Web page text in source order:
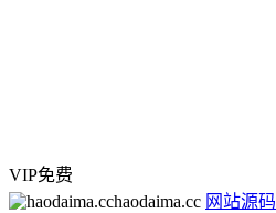
VIP免费
haodaima.cc 网站源码